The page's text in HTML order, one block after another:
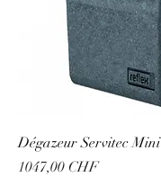
Dégazeur Servitec Mini
Prezzo
1047,00 CHF